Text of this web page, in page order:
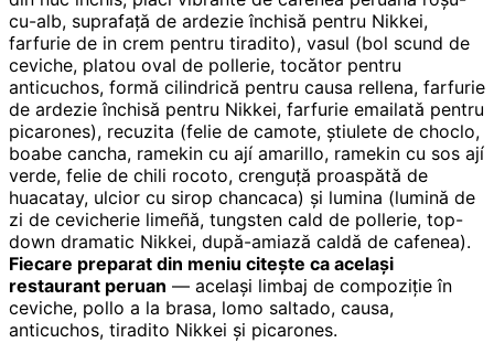
cu-alb, suprafață de ardezie închisă pentru Nikkei,
farfurie de in crem pentru tiradito), vasul (bol scund de
ceviche, platou oval de pollerie, tocător pentru
anticuchos, formă cilindrică pentru causa rellena, farfurie
de ardezie închisă pentru Nikkei, farfurie emailată pentru
picarones), recuzita (felie de camote, știulete de choclo,
boabe cancha, ramekin cu ají amarillo, ramekin cu sos ají
verde, felie de chili rocoto, crenguță proaspătă de
huacatay, ulcior cu sirop chancaca) și lumina (lumină de
zi de cevicherie limeñă, tungsten cald de pollerie, top-
down dramatic Nikkei, după-amiază caldă de cafenea).
Fiecare preparat din meniu citește ca același
restaurant peruan — același limbaj de compoziție în
ceviche, pollo a la brasa, lomo saltado, causa,
anticuchos, tiradito Nikkei și picarones.